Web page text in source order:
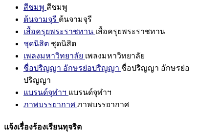
สีชมพู สีชมพู
ต้นจามจุรี ต้นจามจุรี
เสื้อครุยพระราชทาน เสื้อครุยพระราชทาน
ชุดนิสิต ชุดนิสิต
เพลงมหาวิทยาลัย เพลงมหาวิทยาลัย
ชื่อปริญญา อักษรย่อปริญญา ชื่อปริญญา อักษรย่อ
ปริญญา
แบรนด์จุฬาฯ แบรนด์จุฬาฯ
ภาพบรรยากาศ ภาพบรรยากาศ
แจ้งเรื่องร้องเรียนทุจริต